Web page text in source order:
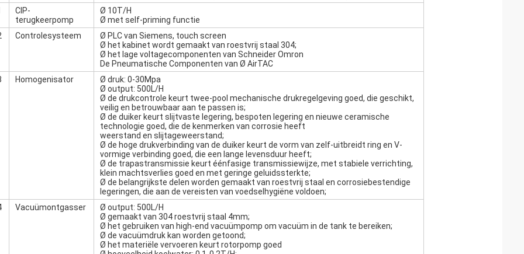
CIP-
terugkeerpomp
Ø 10T/H
Ø met self-priming functie
Controlesysteem
Ø PLC van Siemens, touch screen
Ø het kabinet wordt gemaakt van roestvrij staal 304;
Ø het lage voltagecomponenten van Schneider Omron
De Pneumatische Componenten van Ø AirTAC
Homogenisator
Ø druk: 0-30Mpa
Ø output: 500L/H
Ø de drukcontrole keurt twee-pool mechanische drukregelgeving goed, die geschikt,
veilig en betrouwbaar aan te passen is;
Ø de duiker keurt slijtvaste legering, bespoten legering en nieuwe ceramische
technologie goed, die de kenmerken van corrosie heeft
weerstand en slijtageweerstand;
Ø de hoge drukverbinding van de duiker keurt de vorm van zelf-uitbreidt ring en V-
vormige verbinding goed, die een lange levensduur heeft;
Ø de trapastransmissie keurt éénfasige transmissiewijze, met stabiele verrichting,
klein machtsverlies goed en met geringe geluidssterkte;
Ø de belangrijkste delen worden gemaakt van roestvrij staal en corrosiebestendige
legeringen, die aan de vereisten van voedselhygiëne voldoen;
Vacuümontgasser
Ø output: 500L/H
Ø gemaakt van 304 roestvrij staal 4mm;
Ø het gebruiken van high-end vacuümpomp om vacuüm in de tank te bereiken;
Ø de vacuümdruk kan worden getoond;
Ø het materiële vervoeren keurt rotorpomp goed